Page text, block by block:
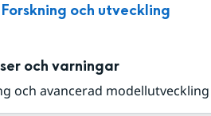
Forskning och utveckling
och varningar
och avancerad